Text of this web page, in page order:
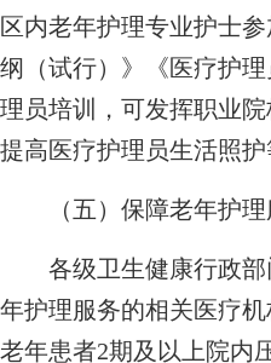
区内老年护理专业护士
纲（试行）》《医疗护
理员培训，可发挥职业
提高医疗护理员生活照护
（五）保障老年护
各级卫生健康行政部
年护理服务的相关医疗
老年患者2期及以上院内